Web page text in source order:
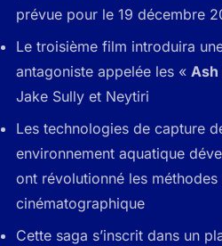
prévue pour le 19 décembre
Le troisième film introduira
antagoniste appelée les « Ash
Jake Sully et Neytiri
Les technologies de capture
environnement aquatique
ont révolutionné les
cinématographique
Cette saga s’inscrit dans un